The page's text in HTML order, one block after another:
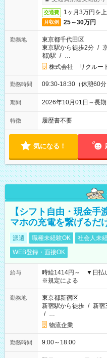
交通費 1ヶ月3万円を
月収例 25～30万円
勤務地
東京都千代田区
東京駅から徒歩2分 /
都)駅 / …
株式会社 リクルー
勤務時間 09:30-18:30（休憩60
期間 2026年10月01日～長
特徴 履歴書不要
気になる！
【シフト自由・現金
マホの充電を繋げるだ
派遣 職種未経験OK 社会人未
WEB登録・面接OK
給与
時給1414円～ ▼日払
※規定による
勤務地
東京都新宿区
新宿駅から徒歩 / 新宿
/ …
物流企業
勤務時間 9:00～18:00